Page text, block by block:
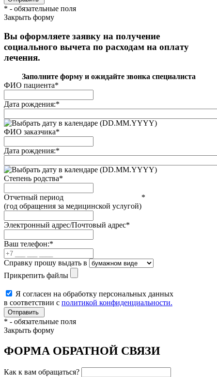
* - обязательные поля
Закрыть форму
Вы оформляете заявку на получение
социального вычета по расходам на оплату
лечения.
Заполните форму и ожидайте звонка специалиста
ФИО пациента*
Дата рождения:*
(DD.MM.YYYY)
ФИО заказчика*
Дата рождения:*
(DD.MM.YYYY)
Степень родства*
Отчетный период
(год обращения за медицинской услугой)
*
Электронный адрес/Почтовый адрес*
Ваш телефон:*
Справку прошу выдать в
Прикрепить файлы
Я согласен на обработку персональных данных
в соответствии с политикой конфиденциальности.
* - обязательные поля
Закрыть форму
ФОРМА ОБРАТНОЙ СВЯЗИ
Как к вам обращаться?